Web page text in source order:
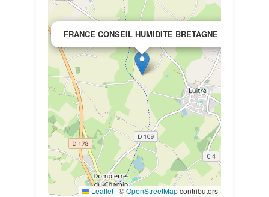
FRANCE CONSEIL HUMIDITE BRETAGNE
Leaflet |©OpenStreetMapcontributors